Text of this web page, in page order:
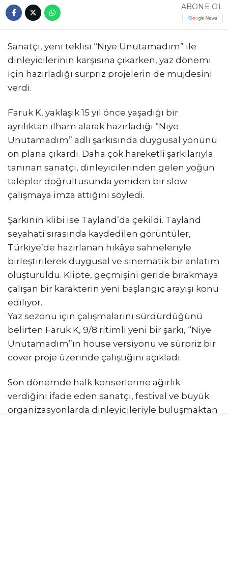
ABONE OL
Sanatçı, yeni teklisi “Niye Unutamadım” ile
dinleyicilerinin karşısına çıkarken, yaz dönemi
için hazırladığı sürpriz projelerin de müjdesini
verdi.
Faruk K, yaklaşık 15 yıl önce yaşadığı bir
ayrılıktan ilham alarak hazırladığı “Niye
Unutamadım” adlı şarkısında duygusal yönünü
ön plana çıkardı. Daha çok hareketli şarkılarıyla
tanınan sanatçı, dinleyicilerinden gelen yoğun
talepler doğrultusunda yeniden bir slow
çalışmaya imza attığını söyledi.
Şarkının klibi ise Tayland’da çekildi. Tayland
seyahati sırasında kaydedilen görüntüler,
Türkiye’de hazırlanan hikâye sahneleriyle
birleştirilerek duygusal ve sinematik bir anlatım
oluşturuldu. Klipte, geçmişini geride bırakmaya
çalışan bir karakterin yeni başlangıç arayışı konu
ediliyor.
Yaz sezonu için çalışmalarını sürdürdüğünü
belirten Faruk K, 9/8 ritimli yeni bir şarkı, “Niye
Unutamadım”ın house versiyonu ve sürpriz bir
cover proje üzerinde çalıştığını açıkladı.
Son dönemde halk konserlerine ağırlık
verdiğini ifade eden sanatçı, festival ve büyük
organizasyonlarda dinleyicileriyle buluşmaktan